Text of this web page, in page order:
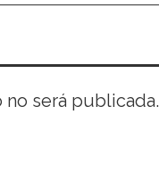
será publicada.